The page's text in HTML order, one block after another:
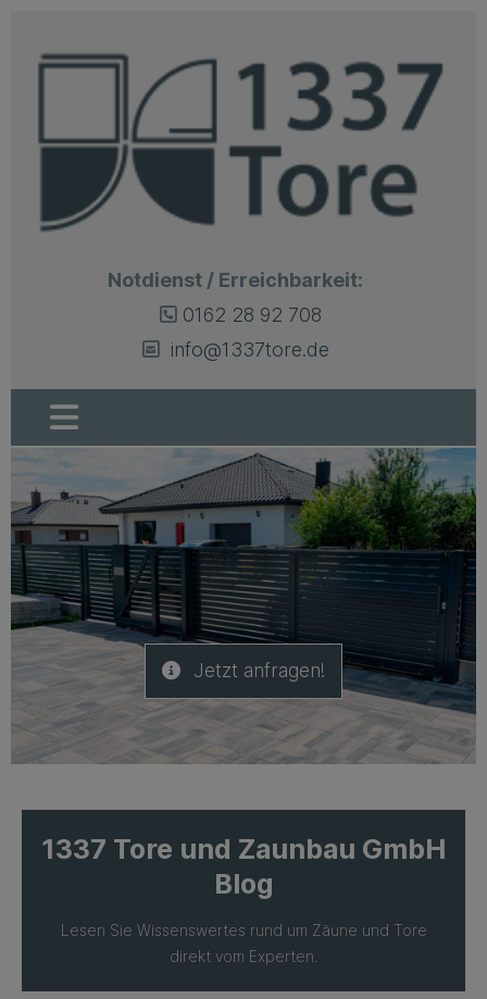
Notdienst / Erreichbarkeit:
0162 28 92 708
info@1337tore.de
Jetzt anfragen!
1337 Tore und Zaunbau GmbH
Blog
Lesen Sie Wissenswertes rund um Zäune und Tore
direkt vom Experten.